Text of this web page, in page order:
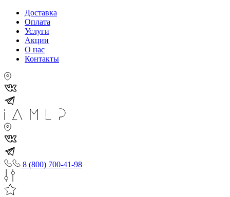
Доставка
Оплата
Услуги
Акции
О нас
Контакты
8 (800) 700-41-98